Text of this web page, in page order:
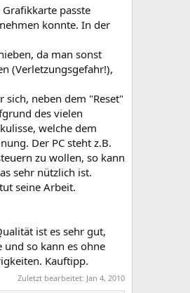
passte
konnte. In der
da man sonst
(Verletzungsgefahr!),
neben dem "Reset"
des vielen
welche dem
Der PC steht z.B.
zu wollen, so kann
sehr nützlich ist.
seine Arbeit.
ist es sehr gut,
und so kann es ohne
Kauftipp.
Zuletzt bearbeitet: Jan 4, 2010